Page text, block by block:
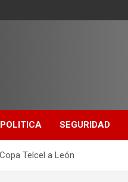
POLITICA SEGURIDAD
Telcel a León